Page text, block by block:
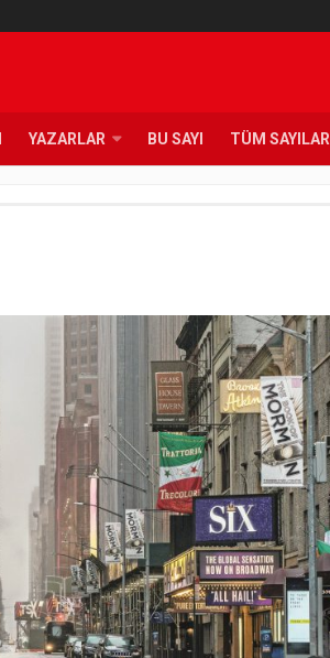
YAZARLAR BU SAYI TÜM SAYILAR